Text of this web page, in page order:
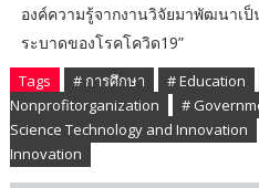
องค์ความรู้จากงานวิจัยมาพัฒนาเ
ระบาดของโรคโควิด19”
Tags # การศึกษา # Education
Nonprofitorganization
#
Science Technology and Innovation
Innovation